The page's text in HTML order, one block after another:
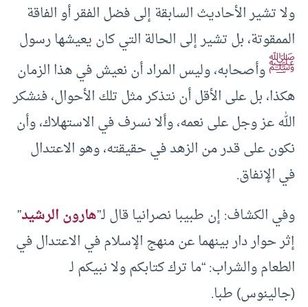
ولا تشير الأحاديث السابقة إلى فضل الفقر أو الفاقة
الممقوتة، بل تشير إلى الحالة التي كان يعيشها رسول
ﷺوأصحابه، وليس المراد أن نعيش في هذا الزمان
هكذا، بل على الأقل أن نتذكر مثل تلك الأحوال، فنشكر
الله عز وجل على نعمه، وألا نسرف في الاستهلاك، وأن
نكون على قدر من الزهد في حقيقته، وهو الاعتدال
في الإنفاق.
وفي الكشاف: إن طبيبا نصرانيا قال لـ”هارون الرشيد”
إثر حوار دار بينهما عن منهج الإسلام في الاعتدال في
الطعام والشراب: “ما ترك كتابكم ولا نبيكم لـ
(جالينوس) طبا.